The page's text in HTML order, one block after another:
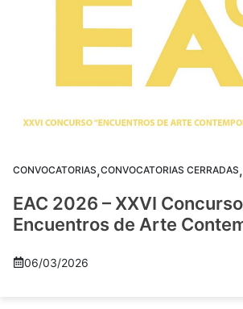
CONVOCATORIAS,CONVOCATORIAS CERRADAS,
EAC 2026 – XXVI
Encuentros de Arte
06/03/2026